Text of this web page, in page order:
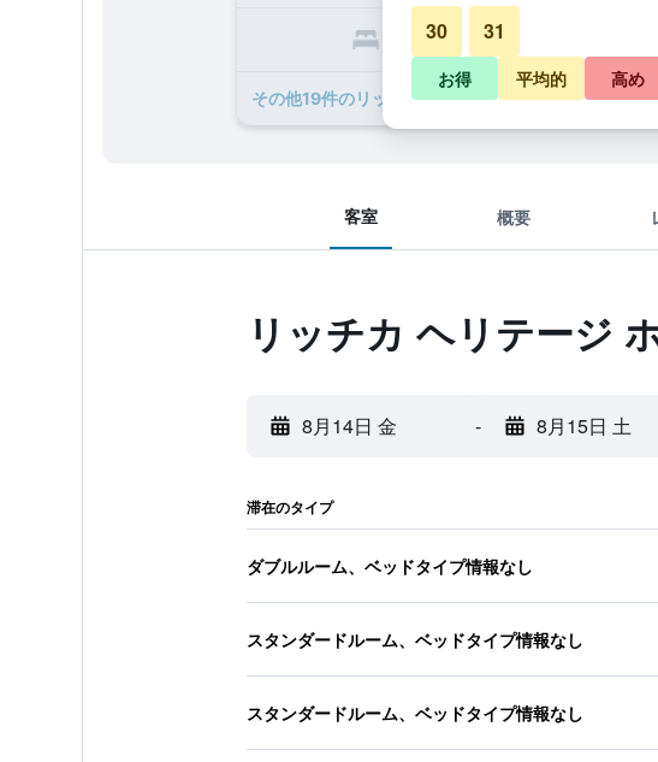
​その他19​件のリッチカ ヘリテージ ホテルのオファー
客室 概要
リッチカ ヘリテージ
8月14日 金 - 8月15日 土
滞在のタイプ
ダブルルーム、ベッドタイプ情報なし
スタンダードルーム、ベッドタイプ情報なし
スタンダードルーム、ベッドタイプ情報なし
30 31
お得 平均的 高め